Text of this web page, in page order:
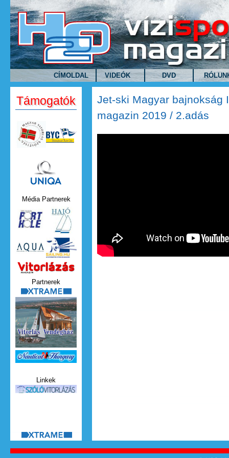
Ugrás a tartalomra
CÍMOLDAL VIDEÓK DVD
Jet-ski Magyar bajnokság
magazin 2019 / 2.adás
Támogatók
Uniqa.png
Média Partnerek
Vitorlazas_magazin.jpg
Partnerek
xtrame.png
Nauticat.jpg
Linkek
szolo_vitorlazas.jpg